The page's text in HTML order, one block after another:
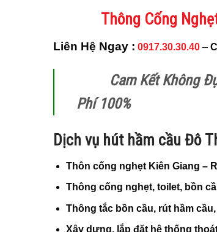
Thông Cống
Liên Hệ Ngay : 0917.30.30.40 –
Cam Kết Không
Phí 100%
Dịch vụ hút hầm cầu Đô
Thôn cống nghẹt Kiên Giang –
Thông cống nghẹt, toilet, bồn
Thông tắc bồn cầu, rút hầm cầu,
Xây dựng, lắp đặt hệ thống